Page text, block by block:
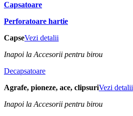
Capsatoare
Perforatoare hartie
CapseVezi detalii
Inapoi la Accesorii pentru birou
Decapsatoare
Agrafe, pioneze, ace, clipsuriVezi detalii
Inapoi la Accesorii pentru birou